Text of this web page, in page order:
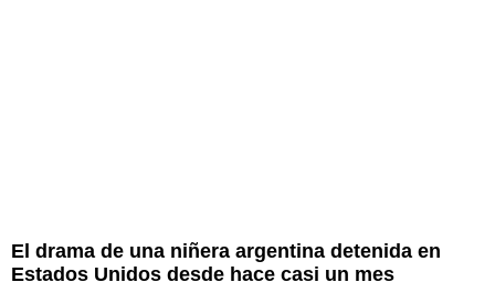
El drama de una niñera argentina detenida en
Estados Unidos desde hace casi un mes